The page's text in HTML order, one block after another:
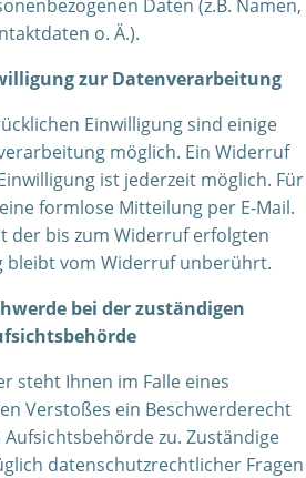
Daten (z.B. Namen,
o. Ä.).
zur Datenverarbeitung
Einwilligung sind einige
möglich. Ein Widerruf
ist jederzeit möglich. Für
formlose Mitteilung per E-Mail.
der bis zum Widerruf erfolgten
bleibt vom Widerruf unberührt.
bei der zuständigen
steht Ihnen im Falle eines
Verstoßes ein Beschwerderecht
zu. Zuständige
datenschutzrechtlicher Fragen